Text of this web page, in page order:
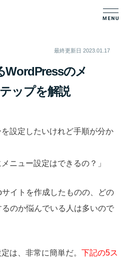
最終更新日 2023.01.17
WordPressのメ
ップを解説
を設定したいけれど手順が分か
ニュー設定はできるの？」
イトを作成したものの、どの
のか悩んでいる人は多いので
は、非常に簡単だ。 下記の5ス